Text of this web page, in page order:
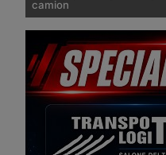
camion
Al Bauma di Monaco, il
svela una nuova gru dalle
elevate, che può operare
anche in spazi ristretti o